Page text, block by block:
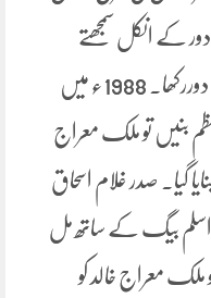
کے انکل سمجھتے
ہوئے پارٹی سے اور اپنی ذات سے دوررکھا۔ 1988ء میں
بنیں تو ملک معراج
گیا۔ صدر غلام اسحاق
بیگ کے ساتھ مل
ملک معراج خالد کو